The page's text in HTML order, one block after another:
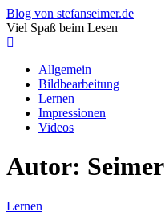
Blog von stefanseimer.de
Viel Spaß beim Lesen
Allgemein
Bildbearbeitung
Lernen
Impressionen
Videos
Autor: Seimer
Lernen